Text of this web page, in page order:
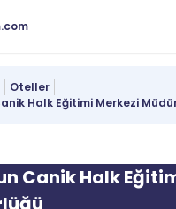
Oteller
Halk Eğitimi Merkezi
Canik Halk